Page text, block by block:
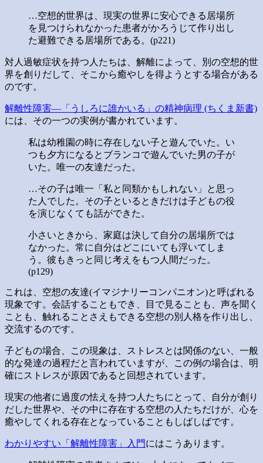
…空想的世界は、現実の世界に安心できる居場所
を見つけられなかった患者がかろうじて作り出し
た避難できる居場所である。(p221)
対人過敏症状を持つ人たちは、解離によって、別の空想的世
界を創りだして、そこから癒やしを得ようとする場合がある
のです。
解離性障害―「うしろに誰かいる」の精神病理 (ちくま新書)
には、その一つの実例が書かれています。
私は幼稚園の時に存在しない子と遊んでいた。い
つも夕方になるとブランコで遊んでいた男の子が
いた。唯一の友達だった。
…その子は唯一「私と同類かもしれない」と思っ
た人でした。その子といるときだけは子どもの役
を演じなくても話ができた。
小さいときから、家庭は決して自分の居場所では
なかった。常に自分はどこにいても浮いてしま
う。彼もきっと同じ考えをもつ人間だった。
(p129)
これは、空想の友達(イマジナリーコンパニオン)と呼ばれる
現象です。会話することもでき、目で見ることも、声を聞く
ことも、触れることさえもできる空想の別人格を作り出し、
交流するのです。
子どもの場合、この現象は、ストレスとは関係のない、一般
的な発達の過程だと言われていますが、この例の場合は、明
確にストレスが原因であると回想されています。
現実の他者に過度の怯えを持つ人たちにとって、自分が創り
だした世界や、その中に存在する空想の人たちだけが、心を
癒やしてくれる存在となっていることもしばしばです。
わかりやすい「解離性障害」入門にはこうあります。